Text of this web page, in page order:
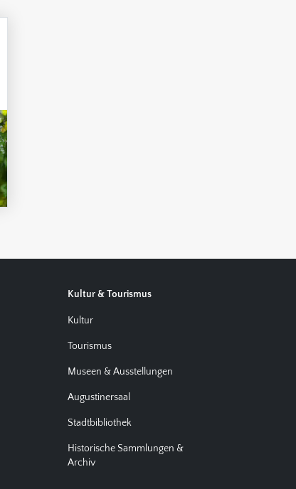
Kultur & Tourismus
Kultur
Tourismus
Museen & Ausstellungen
Augustinersaal
Stadtbibliothek
Historische Sammlungen &
Archiv